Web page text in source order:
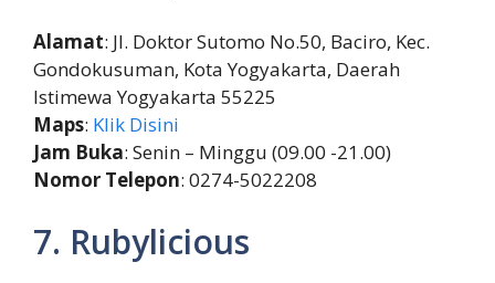
Alamat: Jl. Doktor Sutomo No.50, Baciro, Kec.
Gondokusuman, Kota Yogyakarta, Daerah
Istimewa Yogyakarta 55225
Maps: Klik Disini
Jam Buka: Senin – Minggu (09.00 -21.00)
Nomor Telepon: 0274-5022208
7. Rubylicious